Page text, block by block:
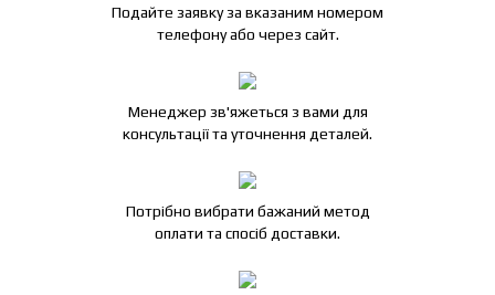
Подайте заявку за вказаним номером
телефону або через сайт.
Менеджер зв'яжеться з вами для
консультації та уточнення деталей.
Потрібно вибрати бажаний метод
оплати та спосіб доставки.